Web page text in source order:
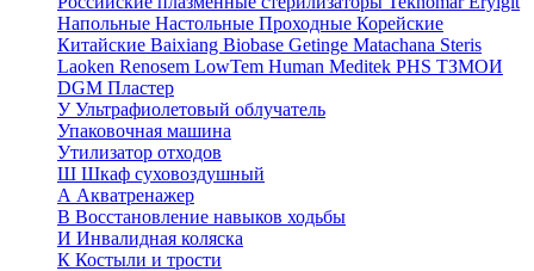
Напольные Настольные Проходные Корейские
Китайские Baixiang Biobase Getinge Matachana Steris
Laoken Renosem LowTem Human Meditek PHS ТЗМОИ
DGM Пластер
УУльтрафиолетовый облучатель
Упаковочная машина
Утилизатор отходов
Ш Шкаф суховоздушный
А Акватренажер
В Восстановление навыков ходьбы
И Инвалидная коляска
К Костыли и трости